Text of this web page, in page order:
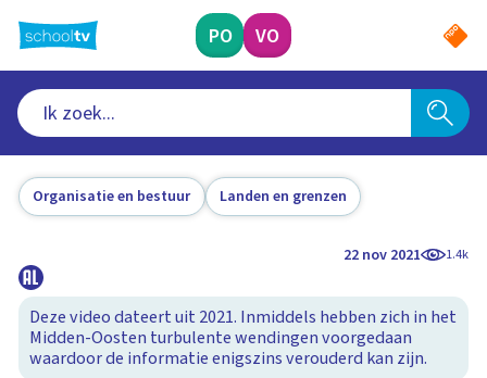
naar
hoofdinhoud
PO VO
Organisatie en bestuur Landen en grenzen
22 nov 2021 1.4k
Deze video dateert uit 2021. Inmiddels hebben zich in het
Midden-Oosten turbulente wendingen voorgedaan
waardoor de informatie enigszins verouderd kan zijn.